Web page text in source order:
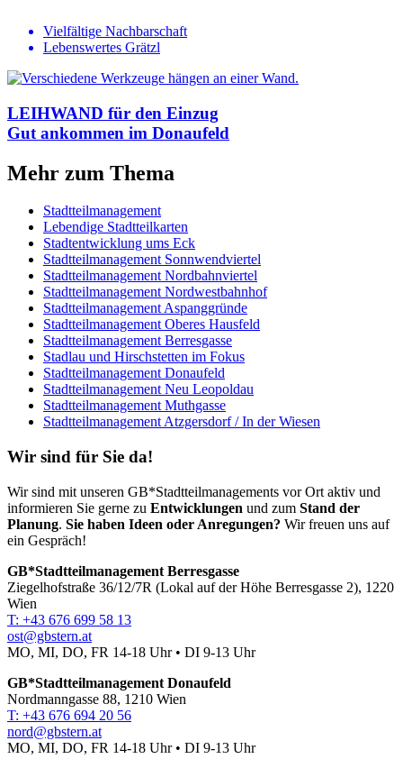
Vielfältige Nachbarschaft
Lebenswertes Grätzl
LEIHWAND für den Einzug
Gut ankommen im Donaufeld
Mehr zum Thema
Stadtteilmanagement
Lebendige Stadtteilkarten
Stadtentwicklung ums Eck
Stadtteilmanagement Sonnwendviertel
Stadtteilmanagement Nordbahnviertel
Stadtteilmanagement Nordwestbahnhof
Stadtteilmanagement Aspanggründe
Stadtteilmanagement Oberes Hausfeld
Stadtteilmanagement Berresgasse
Stadlau und Hirschstetten im Fokus
Stadtteilmanagement Donaufeld
Stadtteilmanagement Neu Leopoldau
Stadtteilmanagement Muthgasse
Stadtteilmanagement Atzgersdorf / In der Wiesen
Wir sind für Sie da!
Wir sind mit unseren GB*Stadtteilmanagements vor Ort aktiv und
informieren Sie gerne zu Entwicklungen und zum Stand der
Planung. Sie haben Ideen oder Anregungen? Wir freuen uns auf
ein Gespräch!
GB*Stadtteilmanagement Berresgasse
Ziegelhofstraße 36/12/7R (Lokal auf der Höhe Berresgasse 2), 1220
Wien
T: +43 676 699 58 13
ost@gbstern.at
MO, MI, DO, FR 14-18 Uhr • DI 9-13 Uhr
GB*Stadtteilmanagement Donaufeld
Nordmanngasse 88, 1210 Wien
T: +43 676 694 20 56
nord@gbstern.at
MO, MI, DO, FR 14-18 Uhr • DI 9-13 Uhr